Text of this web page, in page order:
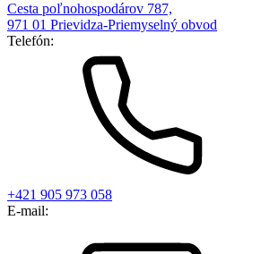
Cesta poľnohospodárov 787,
971 01 Prievidza-Priemyselný obvod
Telefón:
+421 905 973 058
E-mail: